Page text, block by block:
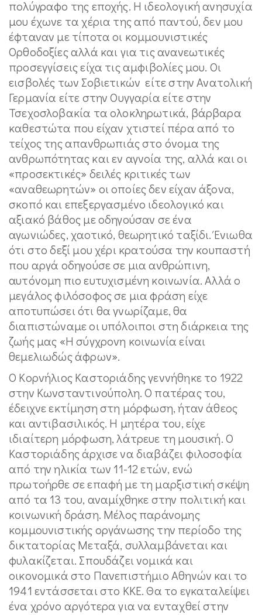
πολύγραφο της εποχής. Η ιδεολογική ανησυχία
μου έχωνε τα χέρια της από παντού, δεν μου
έφταναν με τίποτα οι κομμουνιστικές
Ορθοδοξίες αλλά και για τις ανανεωτικές
προσεγγίσεις είχα τις αμφιβολίες μου. Οι
εισβολές των Σοβιετικών είτε στην Ανατολική
Γερμανία είτε στην Ουγγαρία είτε στην
Τσεχοσλοβακία τα ολοκληρωτικά, βάρβαρα
καθεστώτα που είχαν χτιστεί πέρα από το
τείχος της απανθρωπιάς στο όνομα της
ανθρωπότητας και εν αγνοία της, αλλά και οι
«προσεκτικές» δειλές κριτικές των
«αναθεωρητών» οι οποίες δεν είχαν άξονα,
σκοπό και επεξεργασμένο ιδεολογικό και
αξιακό βάθος με οδηγούσαν σε ένα
αγωνιώδες, χαοτικό, θεωρητικό ταξίδι. Ένιωθα
ότι στο δεξί μου χέρι κρατούσα την κουπαστή
που αργά οδηγούσε σε μια ανθρώπινη,
αυτόνομη πιο ευτυχισμένη κοινωνία. Αλλά ο
μεγάλος φιλόσοφος σε μια φράση είχε
αποτυπώσει ότι θα γνωρίζαμε, θα
διαπιστώναμε οι υπόλοιποι στη διάρκεια της
ζωής μας «Η σύγχρονη κοινωνία είναι
θεμελιωδώς άφρων».
Ο Κορνήλιος Καστοριάδης γεννήθηκε το 1922
στην Κωνσταντινούπολη. Ο πατέρας του,
έδειχνε εκτίμηση στη μόρφωση, ήταν άθεος
και αντιβασιλικός. Η μητέρα του, είχε
ιδιαίτερη μόρφωση, λάτρευε τη μουσική. Ο
Καστοριάδης άρχισε να διαβάζει φιλοσοφία
από την ηλικία των 11-12 ετών, ενώ
πρωτοήρθε σε επαφή με τη μαρξιστική σκέψη
από τα 13 του, αναμίχθηκε στην πολιτική και
κοινωνική δράση. Μέλος παράνομης
κομμουνιστικής οργάνωσης την περίοδο της
δικτατορίας Μεταξά, συλλαμβάνεται και
φυλακίζεται. Σπουδάζει νομικά και
οικονομικά στο Πανεπιστήμιο Αθηνών και το
1941 εντάσσεται στο ΚΚΕ. Θα το εγκαταλείψει
ένα χρόνο αργότερα για να ενταχθεί στην